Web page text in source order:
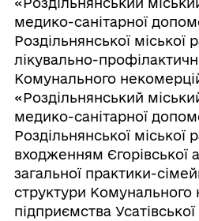
медико-санітарної
Роздільнянської міської
лікувально-
Комунального
«Роздільнянський
медико-санітарної
Роздільнянської міської
входженням Єгорівської
загальної практики-
структури Комунального
підприємства